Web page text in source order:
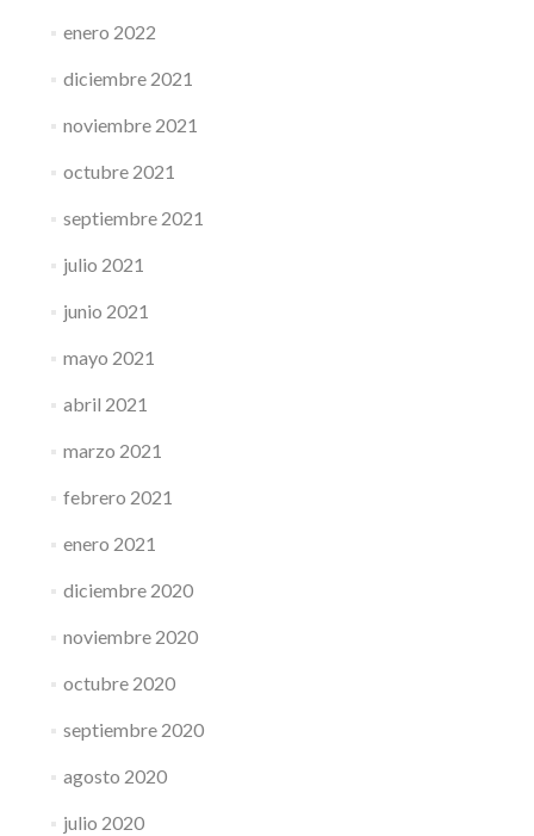
enero 2022
diciembre 2021
noviembre 2021
octubre 2021
septiembre 2021
julio 2021
junio 2021
mayo 2021
abril 2021
marzo 2021
febrero 2021
enero 2021
diciembre 2020
noviembre 2020
octubre 2020
septiembre 2020
agosto 2020
julio 2020